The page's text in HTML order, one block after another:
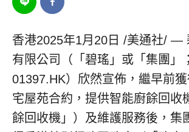
香港2025年1月20日 /美通社/ —
有限公司（「碧瑤」或「集團」
01397.HK）欣然宣佈，繼早前
宅屋苑合約，提供智能廚餘回收
餘回收機」）及維護服務後，集